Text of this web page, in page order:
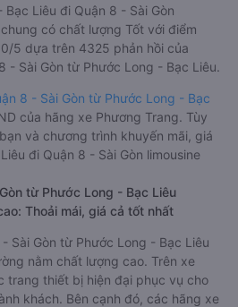
Liêu đi Quận 8 - Sài Gòn
có chất lượng Tốt với điểm
5 dựa trên 4325 phản hồi của
- Sài Gòn từ Phước Long - Bạc Liêu.
8 - Sài Gòn từ Phước Long - Bạc
của hãng xe Phương Trang. Tùy
và chương trình khuyến mãi, giá
đi Quận 8 - Sài Gòn limousine
từ Phước Long - Bạc Liêu
Thoải mái, giá cả tốt nhất
Sài Gòn từ Phước Long - Bạc Liêu
nằm chất lượng cao. Trên xe
trang thiết bị hiện đại phục vụ cho
khách. Bên cạnh đó, các hãng xe